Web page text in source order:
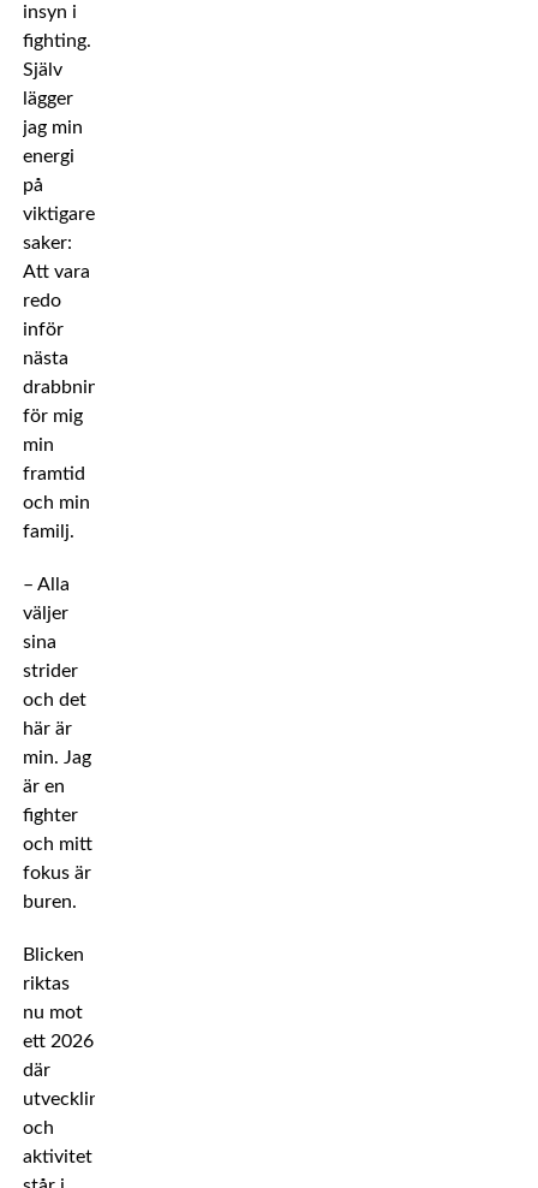
insyn i
fighting.
Själv
lägger
jag min
energi
på
viktigare
saker:
Att vara
redo
inför
nästa
drabbning
för mig
min
framtid
och min
familj.
– Alla
väljer
sina
strider
och det
här är
min. Jag
är en
fighter
och mitt
fokus är
buren.
Blicken
riktas
nu mot
ett 2026
där
utveckling
och
aktivitet